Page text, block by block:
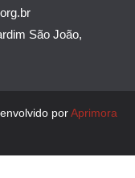
São João,
porAprimora